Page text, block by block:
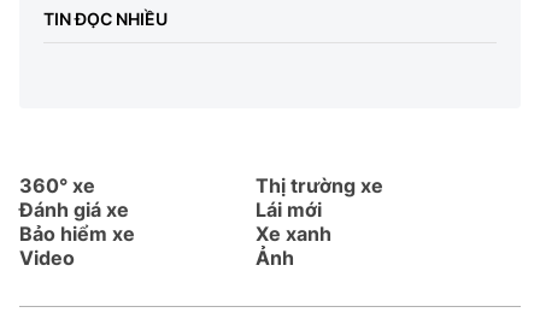
TIN ĐỌC NHIỀU
360° xe
Thị trường xe
Đánh giá xe
Lái mới
Bảo hiểm xe
Xe xanh
Video
Ảnh